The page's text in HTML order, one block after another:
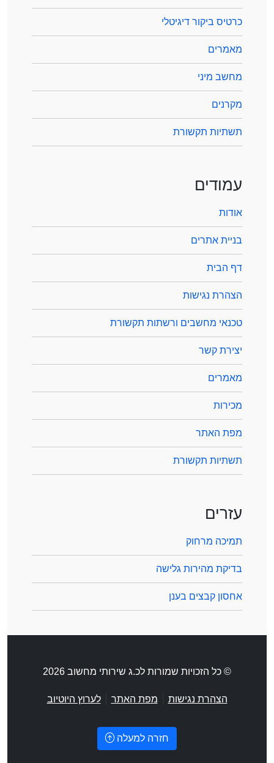
כרטיס ביקור דיגיטלי
מאמרים
מחשב מיני
מקרנים
תשתיות תקשורת
עמודים
אודות
בניית אתרים
דף הבית
הצהרת נגישות
טכנאי מחשבים ורשתות תקשורת
יצירת קשר
מאמרים
מכירות
מפת האתר
תשתיות תקשורת
עזרים
תמיכה מרחוק
בדיקת מהירות גלישה
אחסון קבצים בענן
© כל הזכויות שמורות לכ.ג שירותי מחשוב 2026
הצהרת נגישות מפת האתר |לערוץ היוטיוב
חזרה למעלה